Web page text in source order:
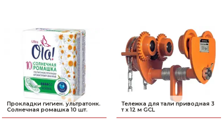
Прокладки гигиен. ультратонк.
Солнечная ромашка 10 шт.
Тележка для тали приводная 3
т х 12 м GCL